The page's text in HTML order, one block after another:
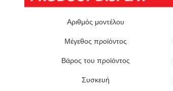
Αριθμός μοντέλου
Μέγεθος προϊόντος
Βάρος του προϊόντος
Συσκευή